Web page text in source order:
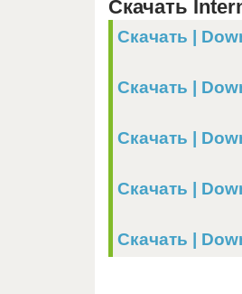
Скачать
Скачать |
Скачать |
Скачать |
Скачать |
Скачать |